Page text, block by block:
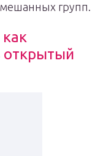
групп.
открытый